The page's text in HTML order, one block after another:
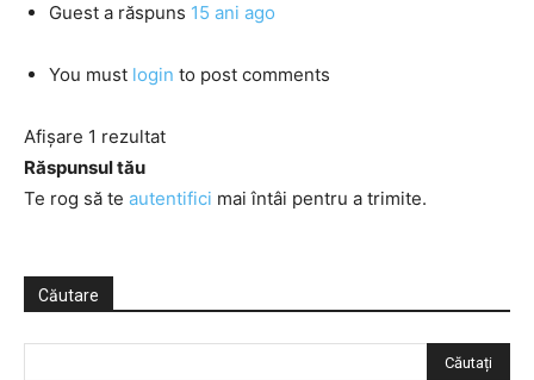
Guest a răspuns 15 ani ago
You must login to post comments
Afișare 1 rezultat
Răspunsul tău
Te rog să te autentifici mai întâi pentru a trimite.
Căutare